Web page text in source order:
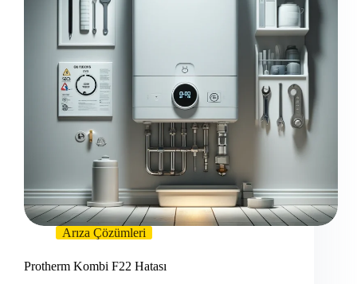
Arıza Çözümleri
Protherm Kombi F22 Hatası